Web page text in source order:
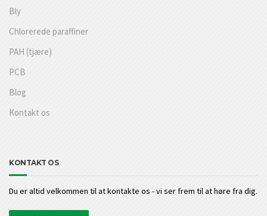
Bly
Chlorerede paraffiner
PAH (tjære)
PCB
Blog
Kontakt os
KONTAKT OS
Du er altid velkommen til at kontakte os - vi ser frem til at høre fra dig.